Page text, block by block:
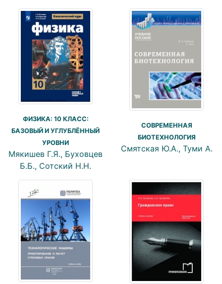
ФИЗИКА: 10 КЛАСС:
БАЗОВЫЙ И УГЛУБЛЁННЫЙ
УРОВНИ
Мякишев Г.Я., Буховцев
Б.Б., Сотский Н.Н.
СОВРЕМЕННАЯ
БИОТЕХНОЛОГИЯ
Смятская Ю.А., Туми А.